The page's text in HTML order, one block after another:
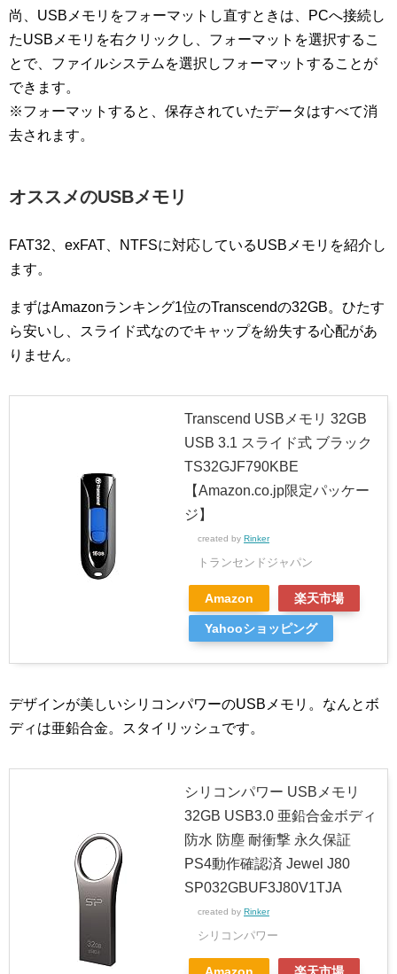
尚、USBメモリをフォーマットし直すときは、PCへ接続し
たUSBメモリを右クリックし、フォーマットを選択するこ
とで、ファイルシステムを選択しフォーマットすることが
できます。
※フォーマットすると、保存されていたデータはすべて消
去されます。
オススメのUSBメモリ
FAT32、exFAT、NTFSに対応しているUSBメモリを紹介し
ます。
まずはAmazonランキング1位のTranscendの32GB。ひたす
ら安いし、スライド式なのでキャップを紛失する心配があ
りません。
Transcend USBメモリ 32GB
USB 3.1 スライド式 ブラック
TS32GJF790KBE
【Amazon.co.jp限定パッケー
ジ】
created by Rinker
トランセンドジャパン
Amazon 楽天市場
Yahooショッピング
デザインが美しいシリコンパワーのUSBメモリ。なんとボ
ディは亜鉛合金。スタイリッシュです。
シリコンパワー USBメモリ
32GB USB3.0 亜鉛合金ボディ
防水 防塵 耐衝撃 永久保証
PS4動作確認済 Jewel J80
SP032GBUF3J80V1TJA
created by Rinker
シリコンパワー